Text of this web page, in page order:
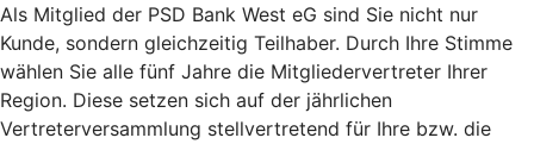
Als Mitglied der PSD Bank West eG sind Sie nicht nur
Kunde, sondern gleichzeitig Teilhaber. Durch Ihre Stimme
wählen Sie alle fünf Jahre die Mitgliedervertreter Ihrer
Region. Diese setzen sich auf der jährlichen
Vertreterversammlung stellvertretend für Ihre bzw. die